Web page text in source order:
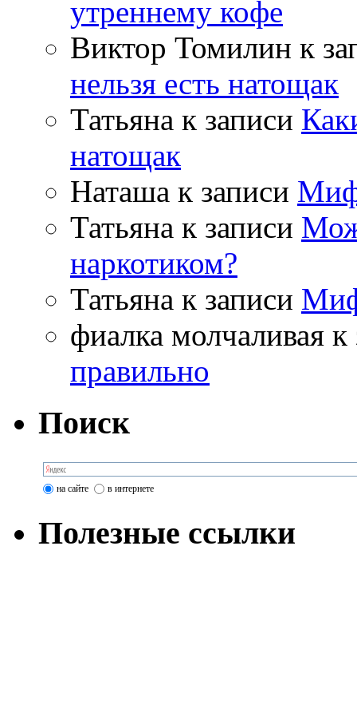
утреннему кофе
Виктор Томилин к
нельзя есть натощак
Татьяна к записи
натощак
Наташа к записи
Татьяна к записи
наркотиком?
Татьяна к записи
фиалка молчаливая к
правильно
Поиск
на сайте в интернете
Полезные ссылки